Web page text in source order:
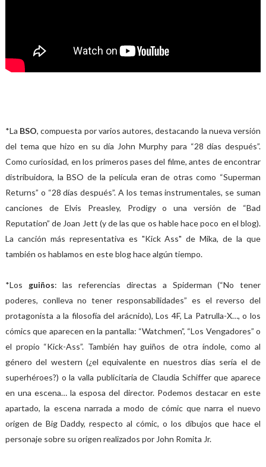
*La BSO, compuesta por varios autores, destacando la nueva versión
del tema que hizo en su día John Murphy para “28 días después”.
Como curiosidad, en los primeros pases del filme, antes de encontrar
distribuidora, la BSO de la película eran de otras como “Superman
Returns” o “28 días después”. A los temas instrumentales, se suman
canciones de Elvis Preasley, Prodigy o una versión de “Bad
Reputation” de Joan Jett (y de las que os hable hace poco en el blog).
La canción más representativa es "Kick Ass" de Mika, de la que
también os hablamos en este blog hace algún tiempo.
*Los guiños: las referencias directas a Spiderman (“No tener
poderes, conlleva no tener responsabilidades” es el reverso del
protagonista a la filosofía del arácnido), Los 4F, La Patrulla-X…, o los
cómics que aparecen en la pantalla: “Watchmen”, “Los Vengadores” o
el propio “Kick-Ass”. También hay guiños de otra índole, como al
género del western (¿el equivalente en nuestros días sería el de
superhéroes?) o la valla publicitaria de Claudia Schiffer que aparece
en una escena… la esposa del director. Podemos destacar en este
apartado, la escena narrada a modo de cómic que narra el nuevo
origen de Big Daddy, respecto al cómic, o los dibujos que hace el
personaje sobre su origen realizados por John Romita Jr.